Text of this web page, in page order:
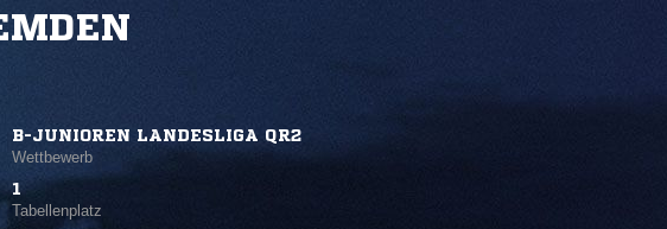
B-JUNIOREN LANDESLIGA QR2
Wettbewerb
1
Tabellenplatz